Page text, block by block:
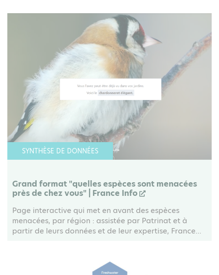
SYNTHÈSE DE DONNÉES
Grand format "quelles espèces sont menacées
près de chez vous" | France Info
Page interactive qui met en avant des espèces
menacées, par région : assistée par Patrinat et à
partir de leurs données et de leur expertise, France...